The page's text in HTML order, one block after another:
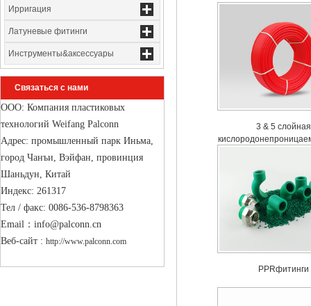
Ирригация
Латуневые фитинги
Инструменты&аксессуары
Связаться с нами
ООО: Компания пластиковых
технологий Weifang Palconn
Адрес: промышленный парк Иньма,
город Чанъи, Вэйфан, провинция
Шаньдун, Китай
Индекс: 261317
Тел / факс: 0086-536-8798363
Email：info@palconn.cn
Веб-сайт : http://www.palconn.com
3 & 5 слойная
PPRфитинги